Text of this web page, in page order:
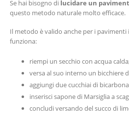
Se hai bisogno di lucidare un
questo metodo naturale molto efficace.
Il metodo è valido anche per i pavimenti
funziona:
riempi un secchio con acqua
versa al suo interno un bicchiere
aggiungi due cucchiai di
inserisci sapone di Marsiglia a
concludi versando del succo di